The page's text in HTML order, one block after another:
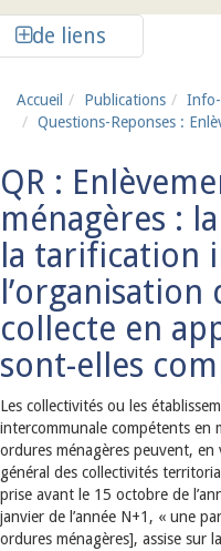
de liens
Accueil Publications
Questions-Reponses :
QR :
ménagères :
la tarification
l’organisation
collecte en
sont-elles
Les collectivités ou les
intercommunale compétents en
ordures ménagères peuvent,
général des collectivités
prise avant le 15 octobre de
janvier de l’année N+1, « une
ordures ménagères], assise sur